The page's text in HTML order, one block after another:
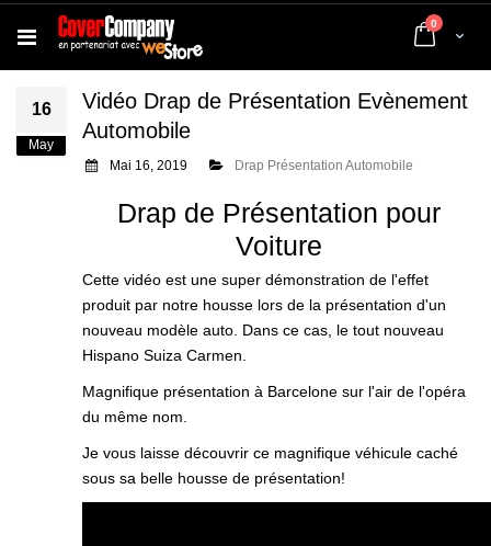
Cart
0 articles
16
May
Vidéo Drap de Présentation Evènement
Automobile
Mai 16, 2019 Drap Présentation Automobile
Drap de Présentation pour
Voiture
Cette vidéo est une super démonstration de l'effet
produit par notre housse lors de la présentation d'un
nouveau modèle auto. Dans ce cas, le tout nouveau
Hispano Suiza Carmen.
Magnifique présentation à Barcelone sur l'air de l'opéra
du même nom.
Je vous laisse découvrir ce magnifique véhicule caché
sous sa belle housse de présentation!